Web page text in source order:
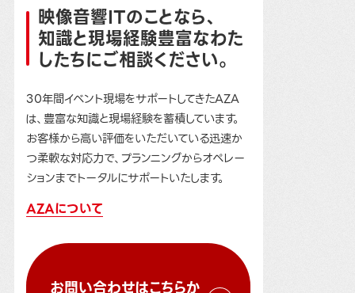
映像音響ITのことなら、
知識と現場経験豊富なわた
したちにご相談ください。
30年間イベント現場をサポートしてきたAZA
は、豊富な知識と現場経験を蓄積しています。
お客様から高い評価をいただいている迅速か
つ柔軟な対応力で、プランニングからオペレー
ションまでトータルにサポートいたします。
AZAについて
お問い合わせはこちらか